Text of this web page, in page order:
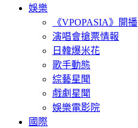
娛樂
《VPOPASIA》開播
演唱會搶票情報
日韓爆米花
歌手動態
綜藝星聞
戲劇星聞
娛樂電影院
國際